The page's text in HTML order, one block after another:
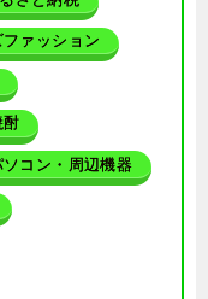
ファッション
酎
ソコン・周辺機器